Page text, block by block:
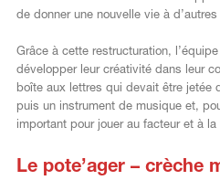
de donner une nouvelle vie à
Grâce à cette restructuration,
développer leur créativité dans leur
boîte aux lettres qui devait être jetée
puis un instrument de musique et,
important pour jouer au facteur et à la
Le pote’ager – crèche